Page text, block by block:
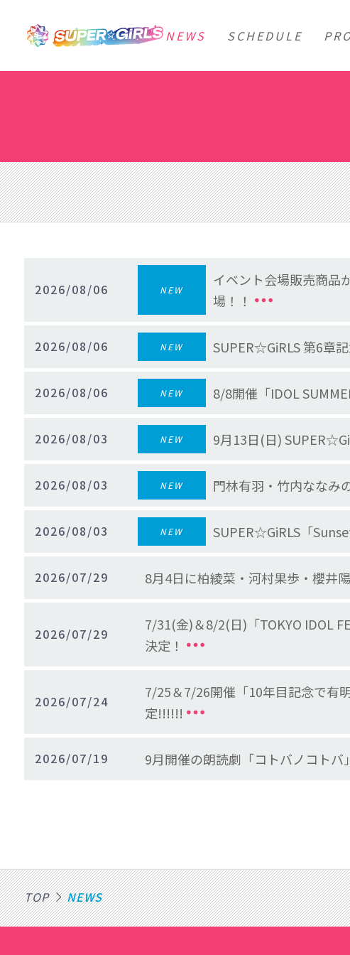
NEWS SCHEDULE
2026/08/06 NEW
イベント会場販売商品
場！！
2026/08/06 NEW SUPER☆GiRLS 第6章
2026/08/06 NEW 8/8開催「IDOL
2026/08/03 NEW 9月13日(日)
2026/08/03 NEW 門林有羽・竹内ななみ
2026/08/03 NEW SUPER☆GiRLS「
2026/07/29 8月4日に柏綾菜・河村果歩・櫻井
2026/07/29
7/31(金)＆8/2(日)「TOKYO IDOL
決定！
2026/07/24
7/25＆7/26開催「10年目記念で有
定!!!!!!
2026/07/19 9月開催の朗読劇「コトバノコトバ
TOP NEWS